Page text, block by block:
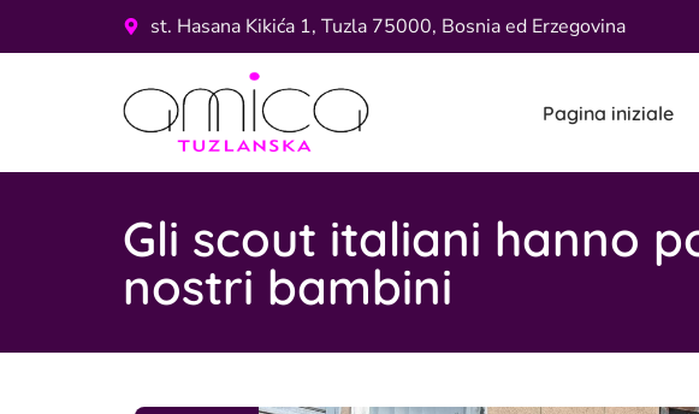
st. Hasana Kikića 1, Tuzla 75000, Bosnia ed Erzegovina
Pagina iniziale
Gli scout italiani hanno
nostri bambini